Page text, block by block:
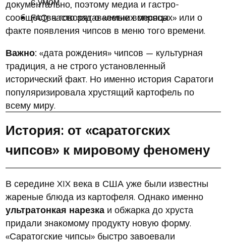
FAQ: часто задаваемые вопросы
документально, поэтому медиа и гастро-
сообщества говорят о «летних месяцах» или о
факте появления чипсов в меню того времени.
Важно: «дата рождения» чипсов — культурная
традиция, а не строго установленный
исторический факт. Но именно история Саратоги
популяризировала хрустящий картофель по
всему миру.
История: от «саратогских
чипсов» к мировому феномену
В середине XIX века в США уже были известны
жареные блюда из картофеля. Однако именно
ультратонкая нарезкаи обжарка до хруста
придали знакомому продукту новую форму.
«Саратогские чипсы» быстро завоевали